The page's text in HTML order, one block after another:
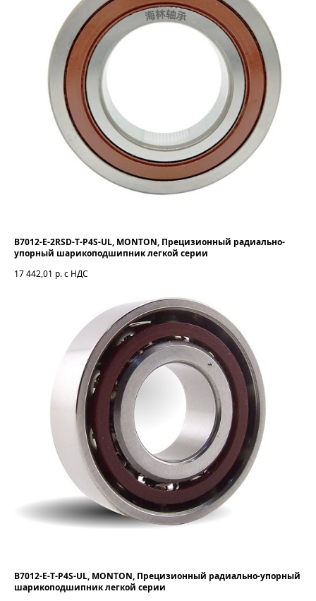
B7012-E-2RSD-T-P4S-UL, MONTON, Прецизионный радиально-
упорный шарикоподшипник легкой серии
17 442,01 р. с НДС
B7012-E-T-P4S-UL, MONTON, Прецизионный радиально-упорный
шарикоподшипник легкой серии